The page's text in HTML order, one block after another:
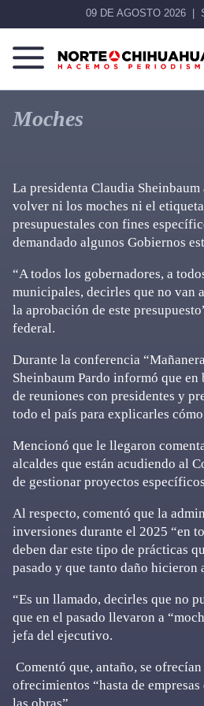
09 DE AGOSTO 2026
Norte
De
Chihuahua
Más
que
noticias,
Moches
La presidenta Claudia
volver ni los moches ni el
presupuestales con fines
demandado algunos Gobiernos
“A todos los gobernadores, a
municipales, decirles que no van
la aprobación de este
federal.
Durante la conferencia
Sheinbaum Pardo informó que
de reuniones con presidentes y
todo el país para explicarles cómo
Mencionó que le llegaron
alcaldes que están acudiendo al
de gestionar proyectos
Al respecto, comentó que la
inversiones durante el 2025 “en
deben dar este tipo de prácticas
pasado y que tanto daño hicieron
“Es un llamado, decirles que no
que en el pasado llevaron a
jefa del ejecutivo.
Comentó que, antaño, se
ofrecimientos “hasta de